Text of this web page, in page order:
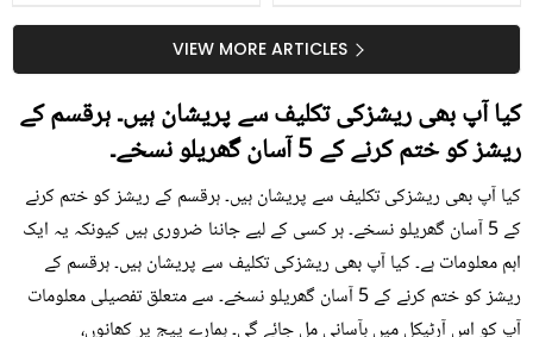
کیوں کھانا چاہیے؟
سستا اور قدرتی حلVIEW MORE ARTICLES
کیا آپ بھی ریشزکی تکلیف سے پریشان ہیں۔ ہرقسم کے
ریشز کو ختم کرنے کے 5 آسان گھریلو نسخے۔
کیا آپ بھی ریشزکی تکلیف سے پریشان ہیں۔ ہرقسم کے ریشز کو ختم کرنے
کے 5 آسان گھریلو نسخے۔ ہر کسی کے لیے جاننا ضروری ہیں کیونکہ یہ ایک
اہم معلومات ہے۔ کیا آپ بھی ریشزکی تکلیف سے پریشان ہیں۔ ہرقسم کے
ریشز کو ختم کرنے کے 5 آسان گھریلو نسخے۔ سے متعلق تفصیلی معلومات
آپ کو اس آرٹیکل میں بآسانی مل جائے گی۔ ہمارے پیج پر کھانوں،